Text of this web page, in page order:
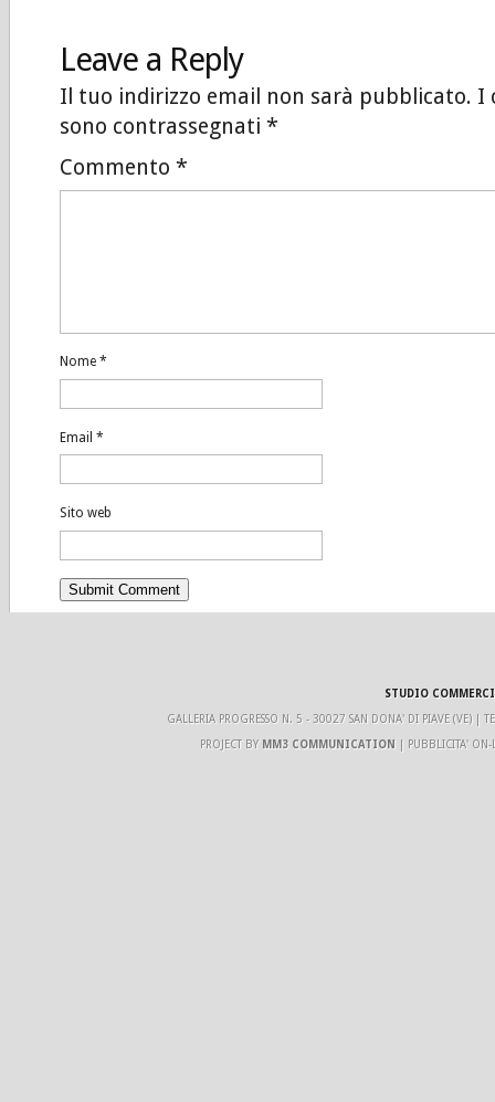
Leave a Reply
Il tuo indirizzo email non sarà pubblicato. I
sono contrassegnati *
Commento *
Nome *
Email *
Sito web
STUDIO
GALLERIA PROGRESSO N. 5 - 30027 SAN DONA' DI PIAVE
PROJECT BY MM3 COMMUNICATION | PUBBLICITA'